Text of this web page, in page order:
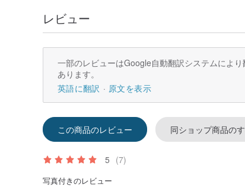
レビュー
一部のレビューはGoogle自動翻訳システムによ
あります。
英語に翻訳
原文を表示
この商品のレビュー 同ショップ商品の
5 (7)
写真付きのレビュー